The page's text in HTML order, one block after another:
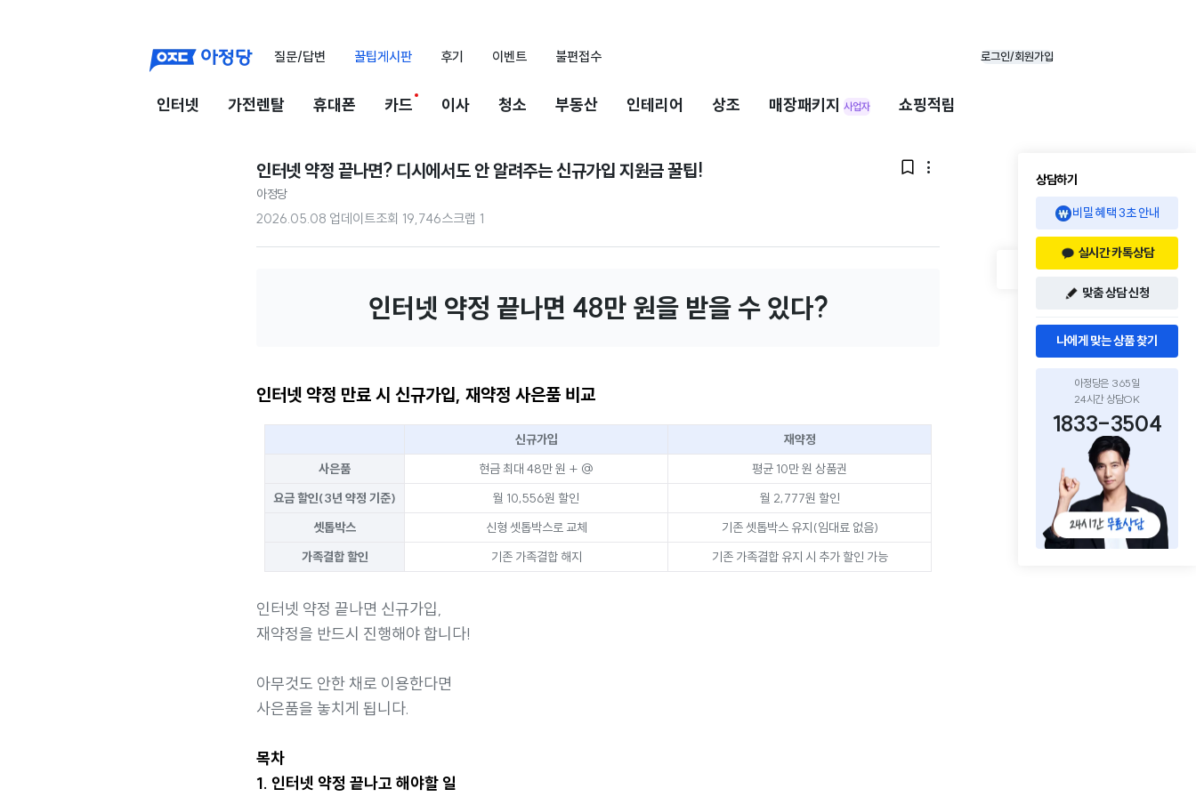
질문/답변 꿀팁게시판 후기 이벤트 불편접수 로그인/회원가입
인터넷 가전렌탈 휴대폰 카드 이사 청소 부동산 인테리어 상조 매장패키지 사업자 쇼핑적립
인터넷 약정 끝나면? 디시에서도 안 알려주는 신규가입 지원금 꿀팁!  
아정당
2026.05.08 업데이트조회 19,746스크랩 1
인터넷 약정 끝나면 48만 원을 받을 수 있다?
인터넷 약정 만료 시 신규가입, 재약정 사은품 비교
신규가입
재약정
사은품
현금 최대 48만 원 + @
평균 10만 원 상품권
요금 할인(3년 약정 기준)
월 10,556원 할인
월 2,777원 할인
셋톱박스
신형 셋톱박스로 교체
기존 셋톱박스 유지(임대료 없음)
가족결합 할인
기존 가족결합 해지 기존 가족결합 유지 시 추가 할인 가능
인터넷 약정 끝나면 신규가입,
재약정을 반드시 진행해야 합니다!
아무것도 안한 채로 이용한다면
사은품을 놓치게 됩니다.
목차
1. 인터넷 약정 끝나고 해야할 일
상담하기
비밀 혜택 3초 안내
실시간 카톡상담
맞춤 상담 신청
나에게 맞는 상품 찾기
아정당은 365일
24시간 상담OK
1833-3504